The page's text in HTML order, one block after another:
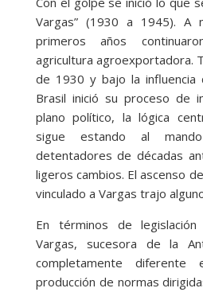
Vargas” (1930 a 1945). A
primeros años
agricultura agroexportadora.
de 1930 y bajo la
Brasil inició su proceso de
plano político, la lógica
sigue estando al
detentadores de décadas
ligeros cambios. El ascenso
vinculado a Vargas trajo
En términos de
Vargas, sucesora de la
completamente
producción de normas